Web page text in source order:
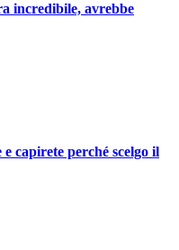
incredibile, avrebbe
capirete perché scelgo il